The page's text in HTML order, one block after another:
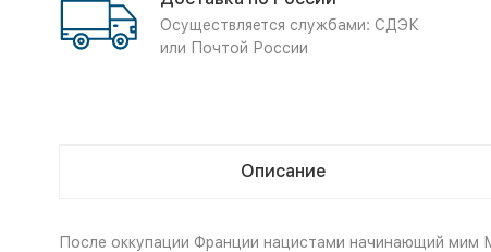
Осуществляется службами: СДЭК
или Почтой России
Описание
После оккупации Франции нацистами начинающий мим